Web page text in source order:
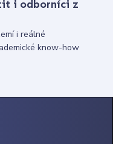
i odborníci z
i reálné
know-how